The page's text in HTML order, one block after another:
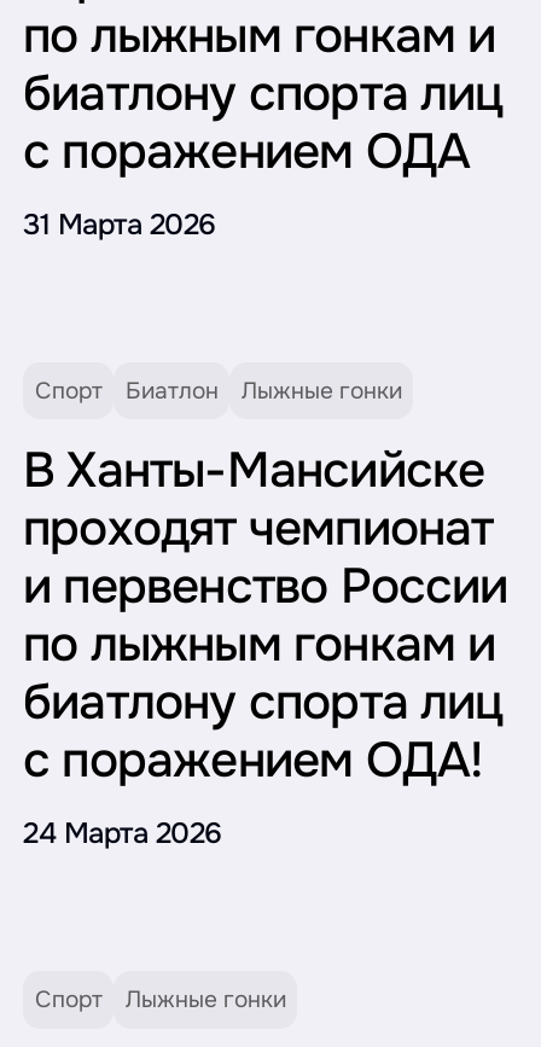
по лыжным гонкам и
биатлону спорта лиц
с поражением ОДА
31 Марта 2026
Спорт Биатлон Лыжные гонки
В Ханты-Мансийске
проходят чемпионат
и первенство России
по лыжным гонкам и
биатлону спорта лиц
с поражением ОДА!
24 Марта 2026
Спорт Лыжные гонки